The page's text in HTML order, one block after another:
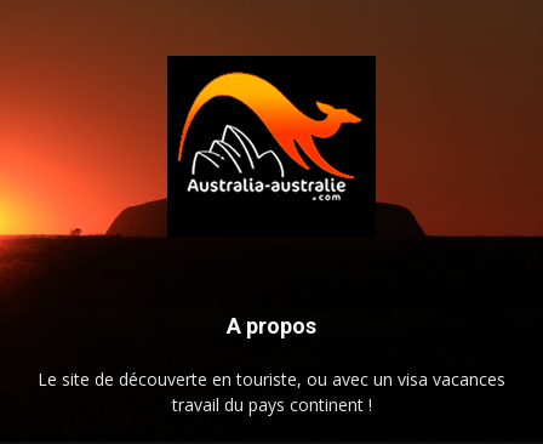
A propos
Le site de découverte en touriste, ou avec un visa vacances
travail du pays continent !